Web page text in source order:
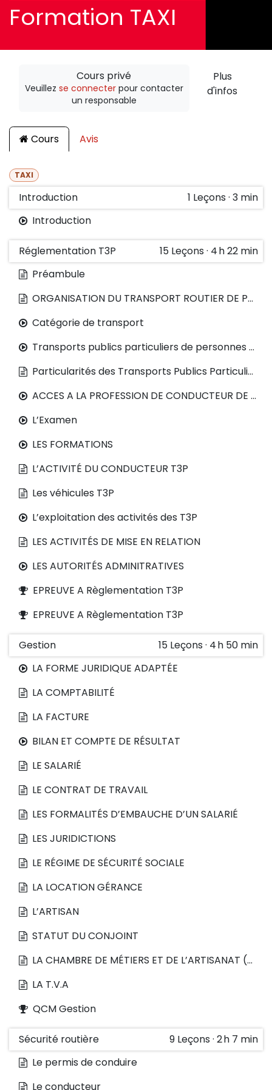
Formation TAXI
Cours privé
Veuillez se connecterpour contacter
un responsable
Plus
d'infos
Cours Avis
TAXI
Introduction 1 Leçons · 3 min
Introduction
Réglementation T3P 15 Leçons · 4 h 22 min
Préambule
ORGANISATION DU TRANSPORT ROUTIER DE PERSONNES
Catégorie de transport
Transports publics particuliers de personnes (T3P)
Particularités des Transports Publics Particuliers de Personnes
ACCES A LA PROFESSION DE CONDUCTEUR DE T3P
L’Examen
LES FORMATIONS
L’ACTIVITÉ DU CONDUCTEUR T3P
Les véhicules T3P
L’exploitation des activités des T3P
LES ACTIVITÉS DE MISE EN RELATION
LES AUTORITÉS ADMINITRATIVES
EPREUVE A Règlementation T3P
EPREUVE A Règlementation T3P
Gestion 15 Leçons · 4 h 50 min
LA FORME JURIDIQUE ADAPTÉE
LA COMPTABILITÉ
LA FACTURE
BILAN ET COMPTE DE RÉSULTAT
LE SALARIÉ
LE CONTRAT DE TRAVAIL
LES FORMALITÉS D’EMBAUCHE D’UN SALARIÉ
LES JURIDICTIONS
LE RÉGIME DE SÉCURITÉ SOCIALE
LA LOCATION GÉRANCE
L’ARTISAN
STATUT DU CONJOINT
LA CHAMBRE DE MÉTIERS ET DE L’ARTISANAT (C.M.A)
LA T.V.A
QCM Gestion
Sécurité routière 9 Leçons · 2 h 7 min
Le permis de conduire
Le conducteur